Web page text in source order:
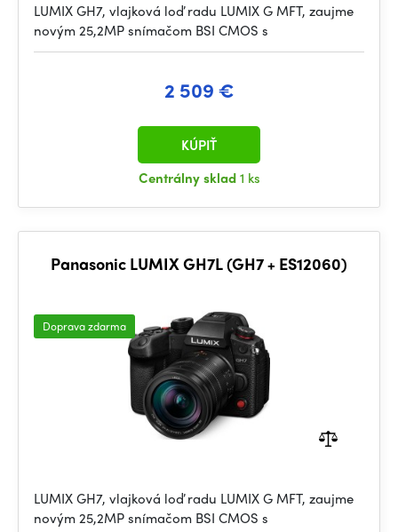
LUMIX GH7, vlajková loď radu LUMIX G MFT, zaujme
novým 25,2MP snímačom BSI CMOS s
2 509 €
Centrálny sklad1 ks
KÚPIŤ
Panasonic LUMIX GH7L (GH7 + ES12060)
Doprava zdarma
LUMIX GH7, vlajková loď radu LUMIX G MFT, zaujme
novým 25,2MP snímačom BSI CMOS s